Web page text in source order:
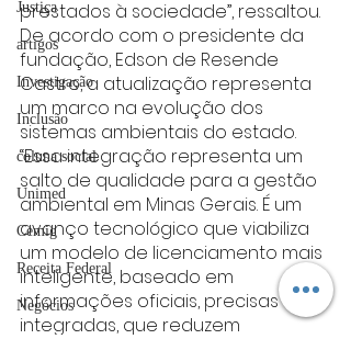
Justiça
artigos
Investigação
Inclusão
coluna social
Unimed
Cemig
Receita Federal
Negócios
prestados à sociedade”, ressaltou.
De acordo com o presidente da
fundação, Edson de Resende
Castro, a atualização representa
um marco na evolução dos
sistemas ambientais do estado.
“Essa integração representa um
salto de qualidade para a gestão
ambiental em Minas Gerais. É um
avanço tecnológico que viabiliza
um modelo de licenciamento mais
inteligente, baseado em
informações oficiais, precisas e
integradas, que reduzem